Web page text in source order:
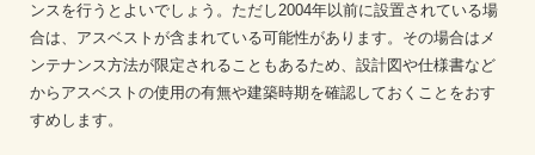
ンスを行うとよいでしょう。ただし2004年以前に設置されている場
合は、アスベストが含まれている可能性があります。その場合はメ
ンテナンス方法が限定されることもあるため、設計図や仕様書など
からアスベストの使用の有無や建築時期を確認しておくことをおす
すめします。